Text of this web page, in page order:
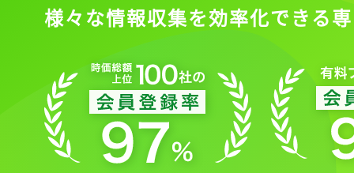
様々な情報収集を効率化できる